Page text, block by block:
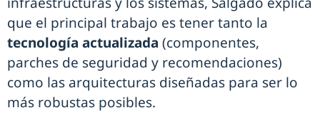
que el principal trabajo es tener tanto la
tecnología actualizada (componentes,
parches de seguridad y recomendaciones)
como las arquitecturas diseñadas para ser lo
más robustas posibles.